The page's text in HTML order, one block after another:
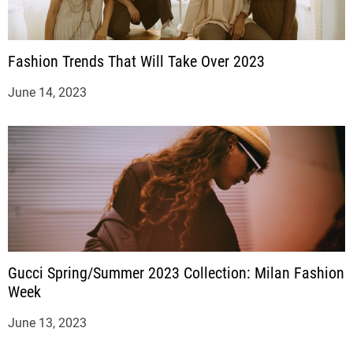
Fashion Trends That Will Take Over 2023
June 14, 2023
Gucci Spring/Summer 2023 Collection: Milan Fashion
Week
June 13, 2023